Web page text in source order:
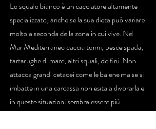
Lo squalo bianco è un cacciatore altamente
specializzato, anche se la sua dieta può variare
molto a seconda della zona in cui vive. Nel
Mar Mediterraneo caccia tonni, pesce spada,
tartarughe di mare, altri squali, delfini. Non
attacca grandi cetacei come le balene ma se si
imbatte in una carcassa non esita a divorarla e
in queste situazioni sembra essere più